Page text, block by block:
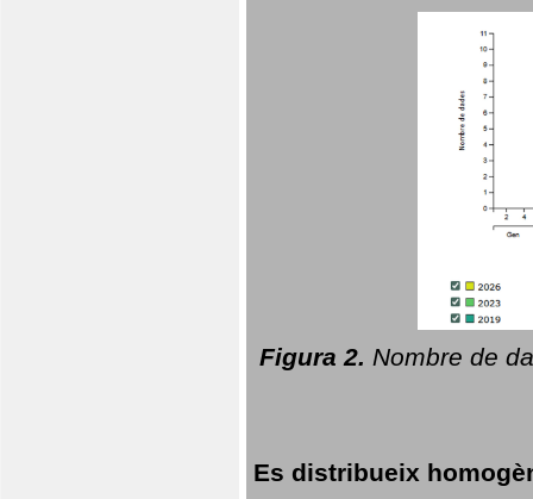
Figura 2. Nombre de
Es distribueix